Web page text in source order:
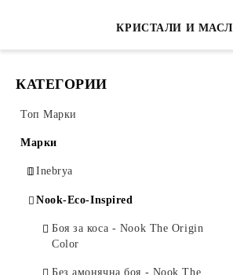
КРИСТАЛИ И
КАТЕГОРИИ
Топ Марки
Марки
Inebrya
Inebrya Color - Професионална боя
Inebrya Bionic Color -
Nook-Eco-Inspired
Боя за коса - Nook The Origin
Color
Без амонячна боя - Nook The